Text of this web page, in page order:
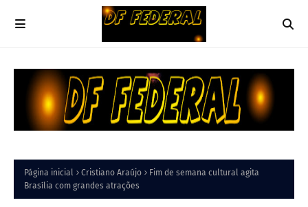
Página inicial Cristiano Araújo
Fim de semana cultural agita
Brasília com grandes atrações